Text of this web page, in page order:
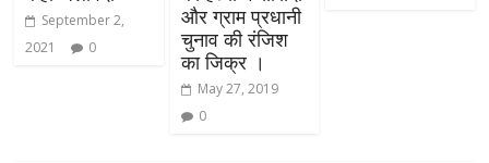
September 2,
2021
0
और ग्राम प्रधानी
चुनाव की रंजिश
का जिक्र ।
May 27, 2019
0